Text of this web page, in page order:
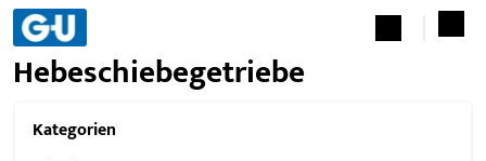
Hebeschiebegetriebe
Kategorien